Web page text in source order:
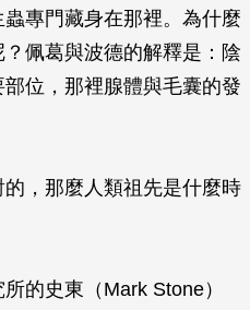
專門藏身在那裡。為什麼
佩葛與波德的解釋是：陰
位，那裡腺體與毛囊的發
，那麼人類祖先是什麼時
的史東（Mark Stone）